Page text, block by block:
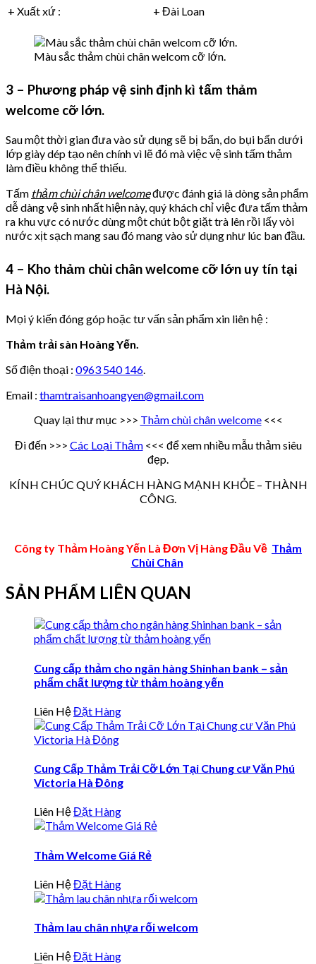
+ Xuất xứ :
+ Đài Loan
Màu sắc thảm chùi chân welcom cỡ lớn.
3 – Phương pháp vệ sinh định kì tấm thảm
welcome cỡ lớn.
Sau một thời gian đưa vào sử dụng sẽ bị bẩn, do bụi bẩn dưới
lớp giày dép tạo nên chính vì lẽ đó mà việc vệ sinh tấm thảm
làm điều không thể thiếu.
Tấm thảm chùi chân welcomeđược đánh giá là dòng sản phẩm
dễ dàng vệ sinh nhất hiện này, quý khách chỉ việc đưa tấm thảm
ra khu vực có nước dùng một chút bột giặt trà lên rồi lấy vòi
nước xịt sạch mang sau đó mang vào sử dụng như lúc ban đầu.
4 – Kho thảm chùi chân welcome cỡ lớn uy tín tại
Hà Nội.
Mọi ý kiến đóng góp hoặc tư vấn sản phẩm xin liên hệ :
Thảm trải sàn Hoàng Yến.
Số điện thoại : 0963 540 146
Email : thamtraisanhoangyen@gmail.com
Quay lại thư mục >>> Thảm chùi chân welcome<<<
Đi đến >>> Các Loại Thảm<<< để xem nhiều mẫu thảm siêu
đẹp.
KÍNH CHÚC QUÝ KHÁCH HÀNG MẠNH KHỎE – THÀNH
CÔNG.
Công ty Thảm Hoàng Yến Là Đơn Vị Hàng Đầu Về Thảm
Chùi Chân
SẢN PHẨM LIÊN QUAN
Cung cấp thảm cho ngân hàng Shinhan bank – sản
phẩm chất lượng từ thảm hoàng yến
Liên HệĐặt Hàng
Cung Cấp Thảm Trải Cỡ Lớn Tại Chung cư Văn Phú
Victoria Hà Đông
Liên HệĐặt Hàng
Thảm Welcome Giá Rẻ
Liên HệĐặt Hàng
Thảm lau chân nhựa rối welcom
Liên HệĐặt Hàng